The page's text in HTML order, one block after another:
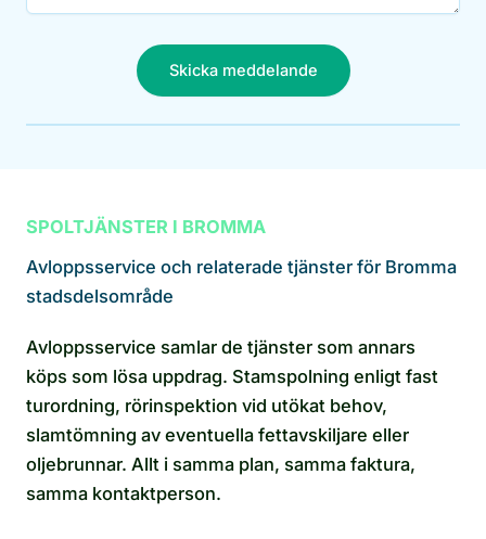
Skicka meddelande
SPOLTJÄNSTER I BROMMA
Avloppsservice och relaterade tjänster för Bromma
stadsdelsområde
Avloppsservice samlar de tjänster som annars
köps som lösa uppdrag. Stamspolning enligt fast
turordning, rörinspektion vid utökat behov,
slamtömning av eventuella fettavskiljare eller
oljebrunnar. Allt i samma plan, samma faktura,
samma kontaktperson.